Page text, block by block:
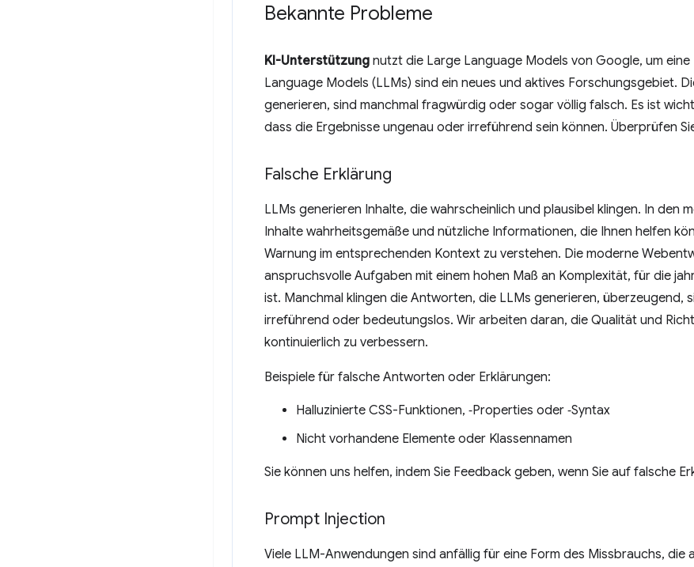
Bekannte Probleme
KI-Unterstützung nutzt die Large Language Models von Google, um
Language Models (LLMs) sind ein neues und aktives Forschungsgebiet.
generieren, sind manchmal fragwürdig oder sogar völlig falsch. Es ist
dass die Ergebnisse ungenau oder irreführend sein können. Überprüfen
Falsche Erklärung
LLMs generieren Inhalte, die wahrscheinlich und plausibel klingen. In den
Inhalte wahrheitsgemäße und nützliche Informationen, die Ihnen helfen
Warnung im entsprechenden Kontext zu verstehen. Die moderne
anspruchsvolle Aufgaben mit einem hohen Maß an Komplexität, für die
ist. Manchmal klingen die Antworten, die LLMs generieren, überzeugend,
irreführend oder bedeutungslos. Wir arbeiten daran, die Qualität und
kontinuierlich zu verbessern.
Beispiele für falsche Antworten oder Erklärungen:
Halluzinierte CSS-Funktionen, ‑Properties oder ‑Syntax
Nicht vorhandene Elemente oder Klassennamen
Sie können uns helfen, indem Sie Feedback geben, wenn Sie auf falsche
Prompt Injection
Viele LLM-Anwendungen sind anfällig für eine Form des Missbrauchs,